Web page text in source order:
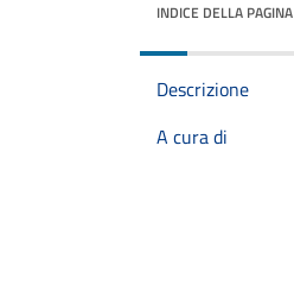
INDICE DELLA PAGINA
Descrizione
A cura di